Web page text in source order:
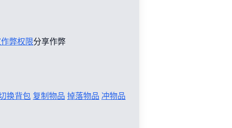
弊权限分享作弊
换背包 复制物品 掉落物品 冲物品